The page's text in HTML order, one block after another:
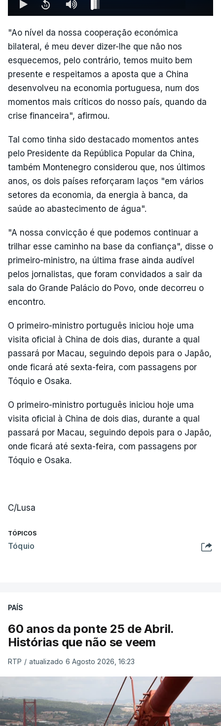
"Ao nível da nossa cooperação económica
bilateral, é meu dever dizer-lhe que não nos
esquecemos, pelo contrário, temos muito bem
presente e respeitamos a aposta que a China
desenvolveu na economia portuguesa, num dos
momentos mais críticos do nosso país, quando da
crise financeira", afirmou.
Tal como tinha sido destacado momentos antes
pelo Presidente da República Popular da China,
também Montenegro considerou que, nos últimos
anos, os dois países reforçaram laços "em vários
setores da economia, da energia à banca, da
saúde ao abastecimento de água".
"A nossa convicção é que podemos continuar a
trilhar esse caminho na base da confiança", disse o
primeiro-ministro, na última frase ainda audível
pelos jornalistas, que foram convidados a sair da
sala do Grande Palácio do Povo, onde decorreu o
encontro.
O primeiro-ministro português iniciou hoje uma
visita oficial à China de dois dias, durante a qual
passará por Macau, seguindo depois para o Japão,
onde ficará até sexta-feira, com passagens por
Tóquio e Osaka.
O primeiro-ministro português iniciou hoje uma
visita oficial à China de dois dias, durante a qual
passará por Macau, seguindo depois para o Japão,
onde ficará até sexta-feira, com passagens por
Tóquio e Osaka.
C/Lusa
TÓPICOS
Tóquio
PAÍS
60 anos da ponte 25 de Abril.
Histórias que não se veem
RTP / atualizado 6 Agosto 2026, 16:23